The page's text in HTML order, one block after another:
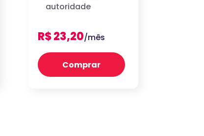
autoridade
R$ 23,20/mês
Comprar